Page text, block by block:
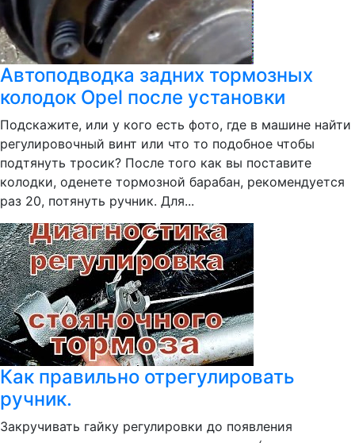
Автоподводка задних тормозных
колодок Opel после установки
Подскажите, или у кого есть фото, где в машине найти
регулировочный винт или что то подобное чтобы
подтянуть тросик? После того как вы поставите
колодки, оденете тормозной барабан, рекомендуется
раз 20, потянуть ручник. Для...
Как правильно отрегулировать
ручник.
Закручивать гайку регулировки до появления